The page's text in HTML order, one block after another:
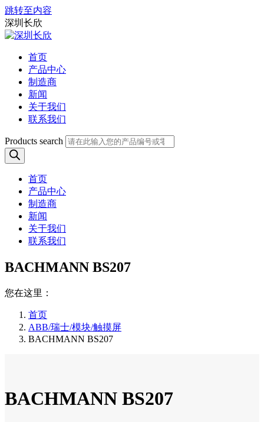
跳转至内容
深圳长欣
首页
产品中心
制造商
新闻
关于我们
联系我们
Products search
首页
产品中心
制造商
新闻
关于我们
联系我们
BACHMANN BS207
您在这里：
首页
ABB/瑞士/模块/触摸屏
BACHMANN BS207
BACHMANN BS207